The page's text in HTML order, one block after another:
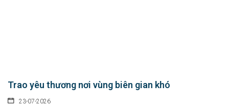
Trao yêu thương nơi vùng biên gian khó
23-07-2026